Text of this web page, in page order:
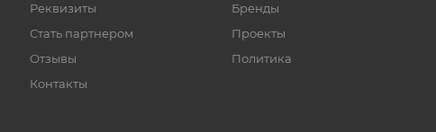
Реквизиты
Стать партнером
Отзывы
Контакты
Бренды
Проекты
Политика